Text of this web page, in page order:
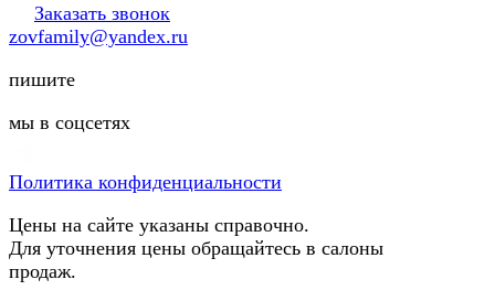
Заказать звонок
zovfamily@yandex.ru
пишите
мы в соцсетях
Политика конфиденциальности
Цены на сайте указаны справочно.
Для уточнения цены обращайтесь в салоны
продаж.